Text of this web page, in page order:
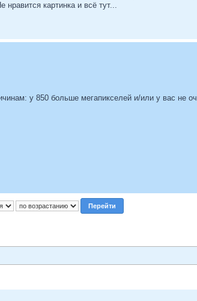
нравится картинка и всё тут...
у 850 больше мегапикселей и/или у вас не